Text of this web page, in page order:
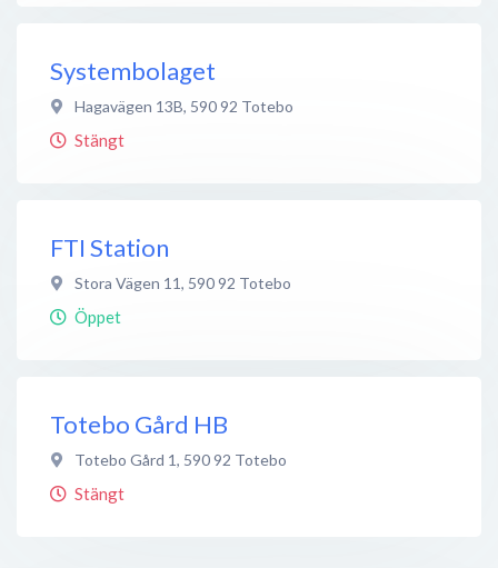
Systembolaget
Hagavägen 13B, 590 92 Totebo
Stängt
FTI Station
Stora Vägen 11, 590 92 Totebo
Öppet
Totebo Gård HB
Totebo Gård 1, 590 92 Totebo
Stängt